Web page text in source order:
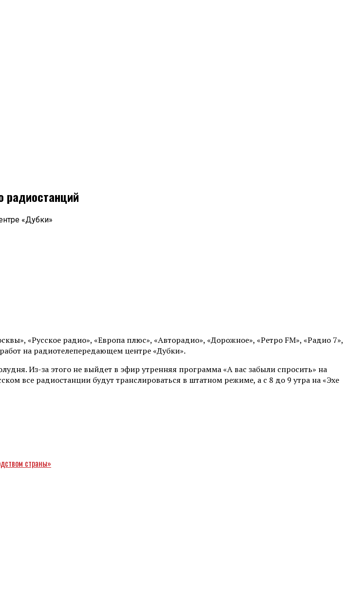
радиостанций
«Дубки»
«Русское радио», «Европа плюс», «Авторадио», «Дорожное», «Ретро FM», «Радио 7»,
на радиотелепередающем центре «Дубки».
Из-за этого не выйдет в эфир утренняя программа «А вас забыли спросить» на
все радиостанции будут транслироваться в штатном режиме, а с 8 до 9 утра на «Эхе
страны»